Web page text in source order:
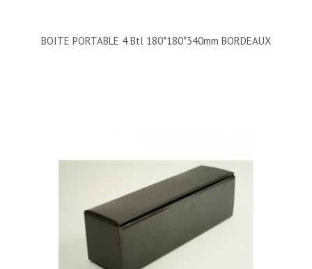
BOITE PORTABLE 4 Btl 180*180*340mm BORDEAUX